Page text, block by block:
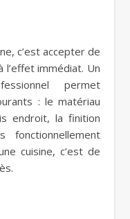
c’est accepter de
immédiat. Un
permet
: le matériau
endroit, la finition
fonctionnellement
cuisine, c’est de